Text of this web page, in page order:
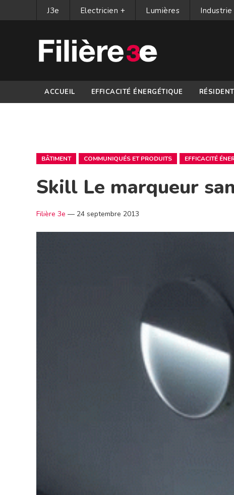
J3e Electricien + Lumières Industrie
ACCUEIL EFFICACITÉ ÉNERGÉTIQUE
BÂTIMENT COMMUNIQUÉS ET PRODUITS EFFICACITÉ
Skill Le marqueur
Filière 3e — 24 septembre 2013